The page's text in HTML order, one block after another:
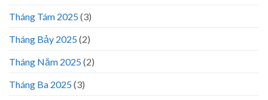
Tháng Tám 2025(3)
Tháng Bảy 2025(2)
Tháng Năm 2025(2)
Tháng Ba 2025(3)